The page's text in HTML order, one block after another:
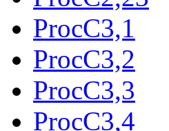
ProcC3,1
ProcC3,2
ProcC3,3
ProcC3,4